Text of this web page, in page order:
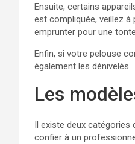
Ensuite, certains
est compliquée, veillez
emprunter pour une
Enfin, si votre pelouse
également les dénivelés.
Les
Il existe deux catégories
confier à un